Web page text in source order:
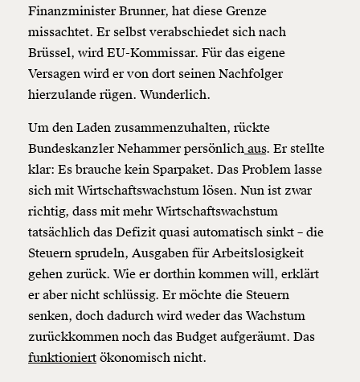
Finanzminister Brunner, hat diese Grenze
missachtet. Er selbst verabschiedet sich nach
Brüssel, wird EU-Kommissar. Für das eigene
Versagen wird er von dort seinen Nachfolger
hierzulande rügen. Wunderlich.
Um den Laden zusammenzuhalten, rückte
Bundeskanzler Nehammer persönlich aus. Er stellte
klar: Es brauche kein Sparpaket. Das Problem lasse
sich mit Wirtschaftswachstum lösen. Nun ist zwar
richtig, dass mit mehr Wirtschaftswachstum
tatsächlich das Defizit quasi automatisch sinkt – die
Steuern sprudeln, Ausgaben für Arbeitslosigkeit
gehen zurück. Wie er dorthin kommen will, erklärt
er aber nicht schlüssig. Er möchte die Steuern
senken, doch dadurch wird weder das Wachstum
zurückkommen noch das Budget aufgeräumt. Das
funktioniert ökonomisch nicht.